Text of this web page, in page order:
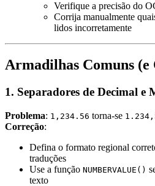
Verifique a precisão do
Corrija manualmente
lidos incorretamente
Armadilhas Comuns (e
1. Separadores de Decimal e
Problema: 1,234.56 torna-se
Correção:
Defina o formato regional
traduções
Use a função NUMBERVALUE()
texto